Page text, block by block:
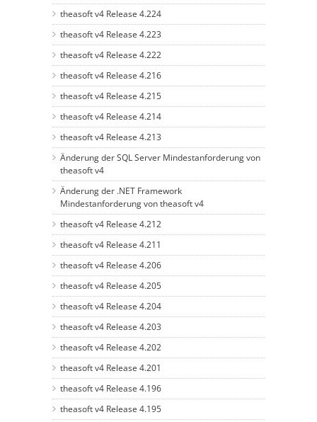
theasoft v4 Release 4.224
theasoft v4 Release 4.223
theasoft v4 Release 4.222
theasoft v4 Release 4.216
theasoft v4 Release 4.215
theasoft v4 Release 4.214
theasoft v4 Release 4.213
Änderung der SQL Server Mindestanforderung von
theasoft v4
Änderung der .NET Framework
Mindestanforderung von theasoft v4
theasoft v4 Release 4.212
theasoft v4 Release 4.211
theasoft v4 Release 4.206
theasoft v4 Release 4.205
theasoft v4 Release 4.204
theasoft v4 Release 4.203
theasoft v4 Release 4.202
theasoft v4 Release 4.201
theasoft v4 Release 4.196
theasoft v4 Release 4.195